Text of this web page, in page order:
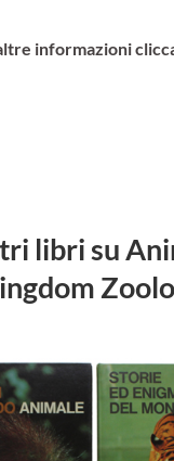
informazioni
libri su